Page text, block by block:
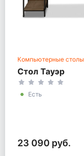
Компьютерные столы
Стол Тауэр
Есть
23 090 руб.